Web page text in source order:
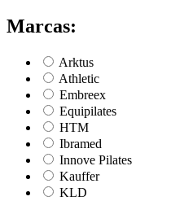
Marcas:
Arktus
Athletic
Embreex
Equipilates
HTM
Ibramed
Innove Pilates
Kauffer
KLD